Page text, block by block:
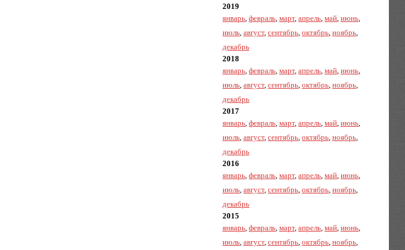
2019
январь,февраль,март,апрель,май,июнь,
июль,август,сентябрь,октябрь,ноябрь,
декабрь
2018
январь,февраль,март,апрель,май,июнь,
июль,август,сентябрь,октябрь,ноябрь,
декабрь
2017
январь,февраль,март,апрель,май,июнь,
июль,август,сентябрь,октябрь,ноябрь,
декабрь
2016
январь,февраль,март,апрель,май,июнь,
июль,август,сентябрь,октябрь,ноябрь,
декабрь
2015
январь,февраль,март,апрель,май,июнь,
июль,август,сентябрь,октябрь,ноябрь,